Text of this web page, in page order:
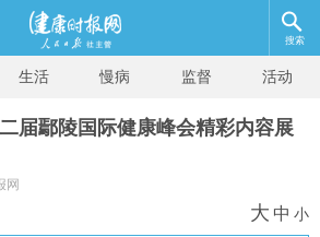
搜索
生活 慢病 监督 活动
届鄢陵国际健康峰会精彩内容展
网
大 中 小